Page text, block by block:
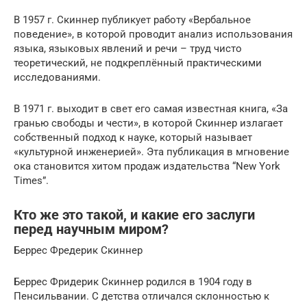
В 1957 г. Скиннер публикует работу «Вербальное
поведение», в которой проводит анализ использования
языка, языковых явлений и речи – труд чисто
теоретический, не подкреплённый практическими
исследованиями.
В 1971 г. выходит в свет его самая известная книга, «За
гранью свободы и чести», в которой Скиннер излагает
собственный подход к науке, который называет
«культурной инженерией». Эта публикация в мгновение
ока становится хитом продаж издательства “New York
Times”.
Кто же это такой, и какие его заслуги
перед научным миром?
Беррес Фредерик Скиннер
Беррес Фридерик Скиннер родился в 1904 году в
Пенсильвании. C детства отличался склонностью к